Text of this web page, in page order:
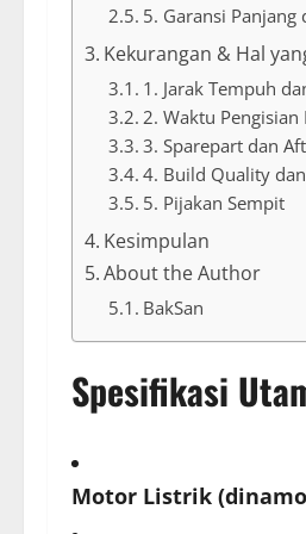
5. Garansi Panjang
Kekurangan & Hal
1. Jarak Tempuh
2. Waktu Pengisian
3. Sparepart dan
4. Build Quality
5. Pijakan Sempit
Kesimpulan
About the Author
BakSan
Spesifikasi
Motor Listrik